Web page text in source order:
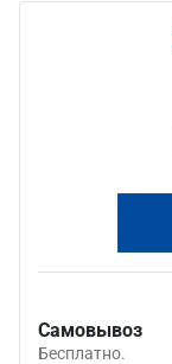
Самовывоз
Бесплатно.